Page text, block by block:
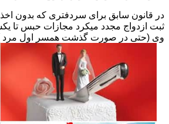
در قانون سابق برای سردفتری که بدون اخذ
ثبت ازدواج مجدد میکرد مجازات حبس تا
وی (حتی در صورت گذشت همسر اول مرد )